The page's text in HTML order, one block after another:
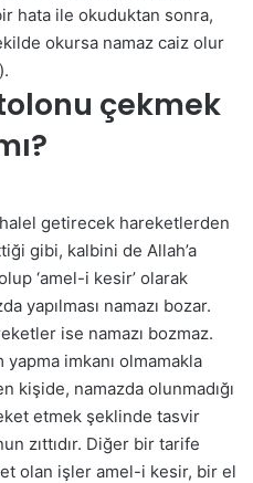
hata ile okuduktan sonra,
okursa namaz caiz olur
çekmek
getirecek hareketlerden
gibi, kalbini de Allah’a
‘amel-i kesir’ olarak
yapılması namazı bozar.
ise namazı bozmaz.
imkanı olmamakla
kişide, namazda olunmadığı
etmek şeklinde tasvir
zıttıdır. Diğer bir tarife
olan işler amel-i kesir, bir el